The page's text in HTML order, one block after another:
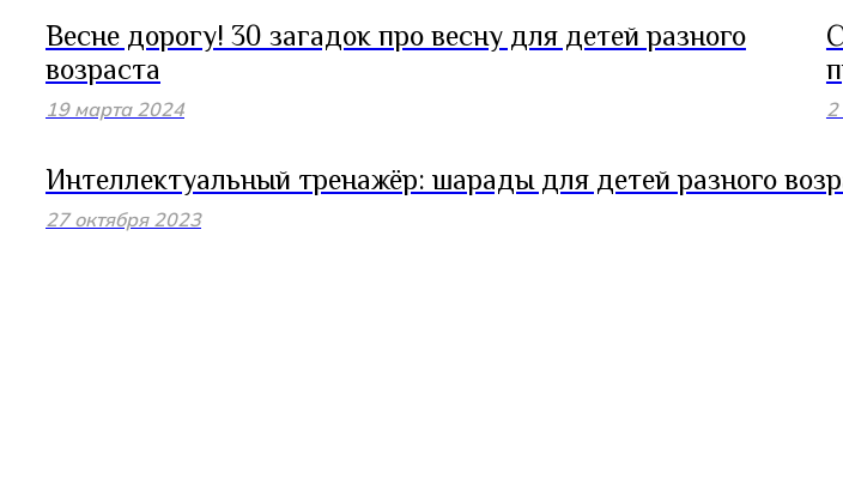
Весне дорогу! 30 загадок про весну для детей разного
возраста
19 марта 2024
Интеллектуальный тренажёр: шарады для детей разного
27 октября 2023